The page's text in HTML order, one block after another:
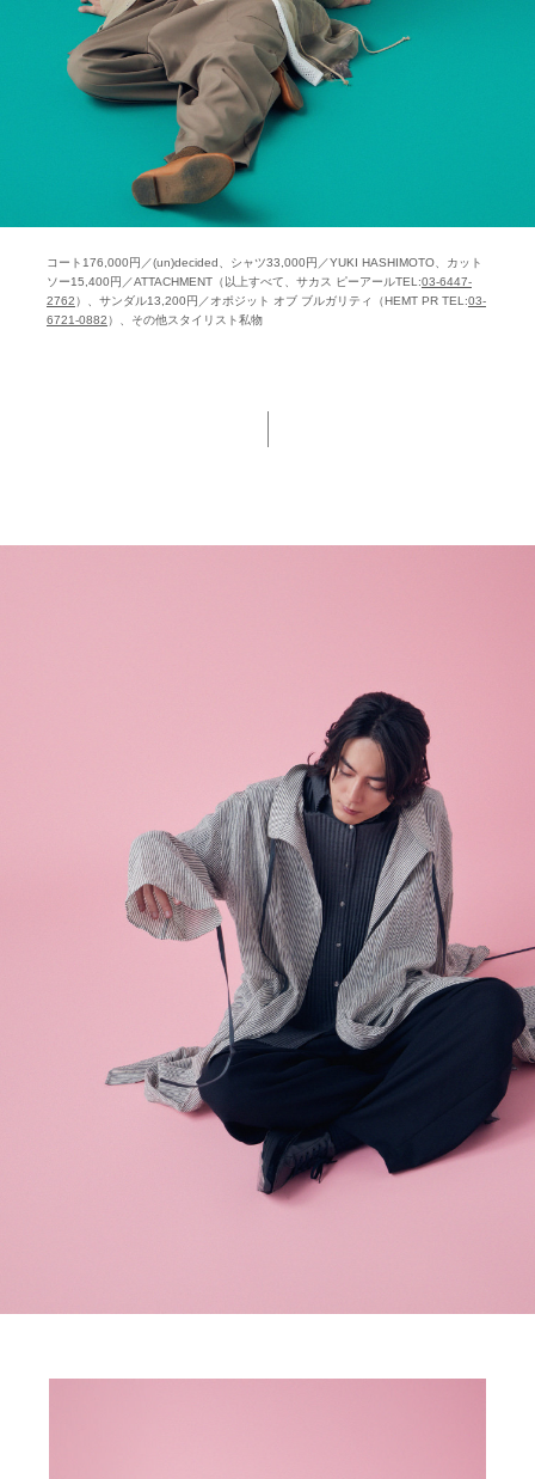
コート176,000円／(un)decided、シャツ33,000円／YUKI HASHIMOTO、カット
ソー15,400円／ATTACHMENT（以上すべて、サカス ピーアールTEL:03-6447-
2762）、サンダル13,200円／オポジット オブ ブルガリティ（HEMT PR TEL:03-
6721-0882）、その他スタイリスト私物